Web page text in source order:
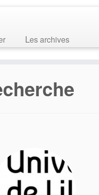
Les archives